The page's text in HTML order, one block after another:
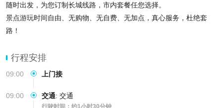
随时出发，为您订制长城线路，市内套餐任您选择。
景点游玩时间自由、无购物、无自费、无加点，真心服务，杜绝套
路！
行程安排
09:00 上门接
09:00 交通: 交通
行驶时间：约1小时30分钟